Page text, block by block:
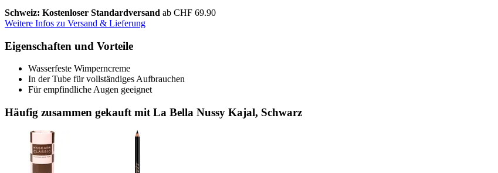
Schweiz: Kostenloser Standardversand ab CHF 69.90
Weitere Infos zu Versand & Lieferung
Eigenschaften und Vorteile
Wasserfeste Wimperncreme
In der Tube für vollständiges Aufbrauchen
Für empfindliche Augen geeignet
Häufig zusammen gekauft mit La Bella Nussy Kajal, Schwarz